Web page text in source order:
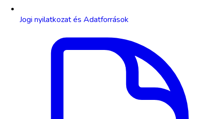
Jogi nyilatkozat és Adatforrások